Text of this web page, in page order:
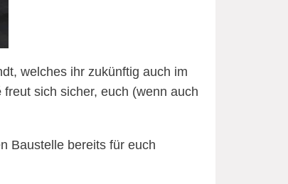
welches ihr zukünftig auch im
freut sich sicher, euch (wenn auch
Baustelle bereits für euch